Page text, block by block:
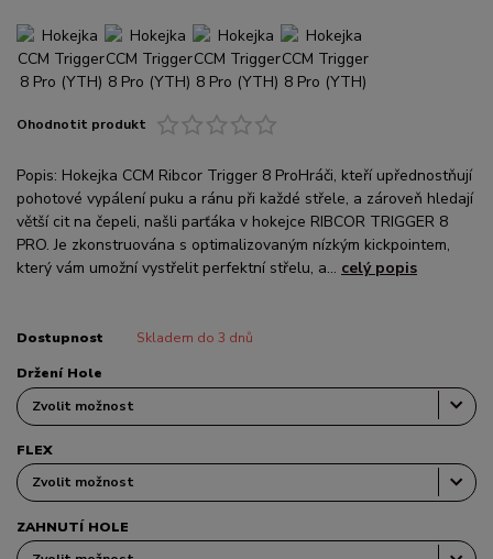
Ohodnotit produkt
Popis: Hokejka CCM Ribcor Trigger 8 ProHráči, kteří upřednostňují
pohotové vypálení puku a ránu při každé střele, a zároveň hledají
větší cit na čepeli, našli parťáka v hokejce RIBCOR TRIGGER 8
PRO. Je zkonstruována s optimalizovaným nízkým kickpointem,
který vám umožní vystřelit perfektní střelu, a... celý popis
Dostupnost Skladem do 3 dnů
Držení Hole
FLEX
ZAHNUTÍ HOLE